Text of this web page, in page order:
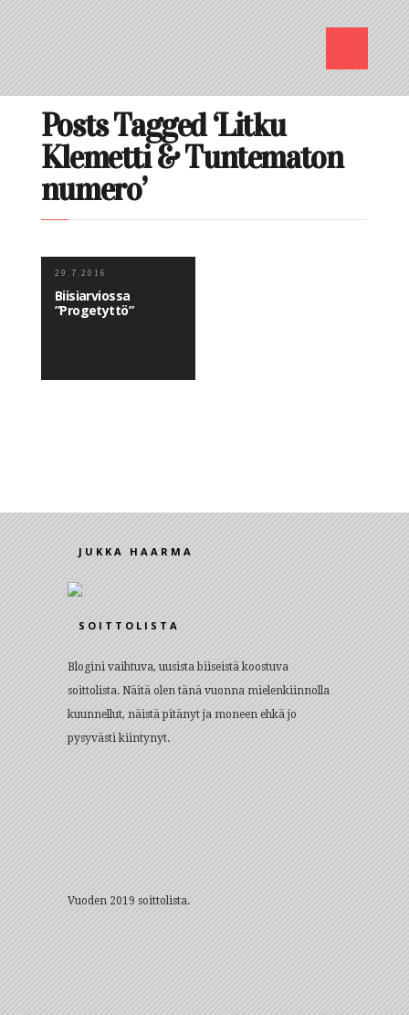
Posts Tagged ‘Litku
Klemetti & Tuntematon
numero’
29.7.2016
Biisiarviossa
”Progetyttö”
JUKKA HAARMA
SOITTOLISTA
Blogini vaihtuva, uusista biiseistä koostuva
soittolista. Näitä olen tänä vuonna mielenkiinnolla
kuunnellut, näistä pitänyt ja moneen ehkä jo
pysyvästi kiintynyt.
Vuoden 2019 soittolista.